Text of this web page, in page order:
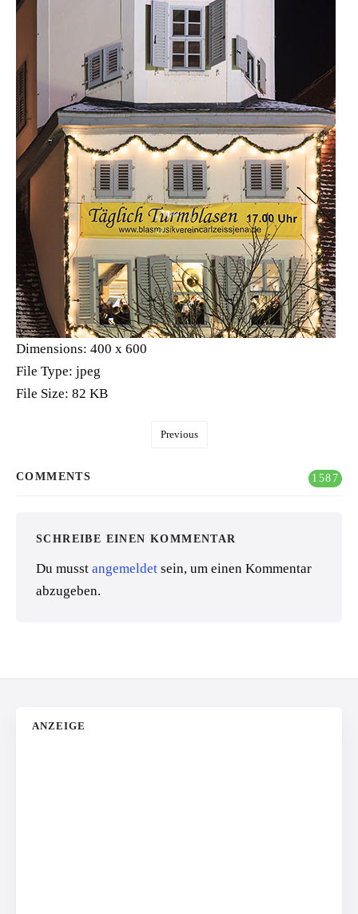
Dimensions: 400 x 600
File Type: jpeg
File Size: 82 KB
Previous
COMMENTS 1587
SCHREIBE EINEN KOMMENTAR
Du musst angemeldet sein, um einen Kommentar
abzugeben.
ANZEIGE